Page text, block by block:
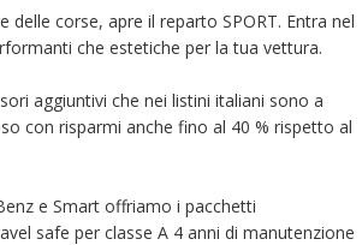
corse, apre il reparto SPORT. Entra nel
che estetiche per la tua vettura.
aggiuntivi che nei listini italiani sono a
con risparmi anche fino al 40 % rispetto al
e Smart offriamo i pacchetti
safe per classe A 4 anni di manutenzione